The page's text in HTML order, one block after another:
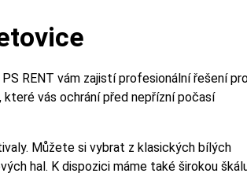
PS RENT vám zajistí profesionální řešení
vás ochrání před nepřízní počasí
Můžete si vybrat z klasických bílých
hal. K dispozici máme také širokou